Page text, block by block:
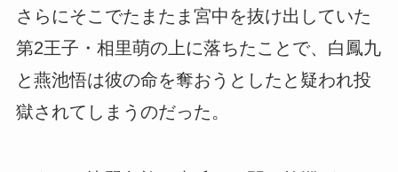
さらにそこでたまたま宮中を抜け出していた
第2王子・相里萌の上に落ちたことで、白鳳九
と燕池悟は彼の命を奪おうとしたと疑われ投
獄されてしまうのだった。